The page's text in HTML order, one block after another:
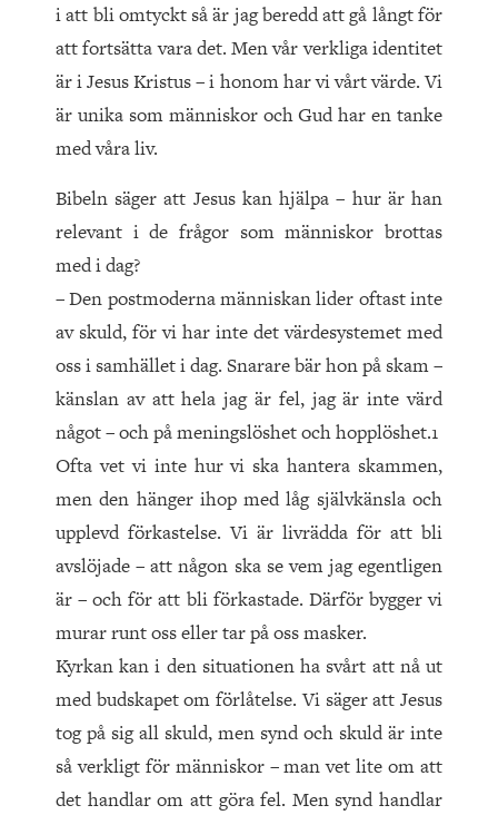
i att bli omtyckt så är jag beredd att gå långt för
att fortsätta vara det. Men vår verkliga identitet
är i Jesus Kristus – i honom har vi vårt värde. Vi
är unika som människor och Gud har en tanke
med våra liv.
Bibeln säger att Jesus kan hjälpa – hur är han
relevant i de frågor som människor brottas
med i dag?
– Den postmoderna människan lider oftast inte
av skuld, för vi har inte det värdesystemet med
oss i samhället i dag. Snarare bär hon på skam –
känslan av att hela jag är fel, jag är inte värd
något – och på meningslöshet och hopplöshet.1
Ofta vet vi inte hur vi ska hantera skammen,
men den hänger ihop med låg självkänsla och
upplevd förkastelse. Vi är livrädda för att bli
avslöjade – att någon ska se vem jag egentligen
är – och för att bli förkastade. Därför bygger vi
murar runt oss eller tar på oss masker.
Kyrkan kan i den situationen ha svårt att nå ut
med budskapet om förlåtelse. Vi säger att Jesus
tog på sig all skuld, men synd och skuld är inte
så verkligt för människor – man vet lite om att
det handlar om att göra fel. Men synd handlar